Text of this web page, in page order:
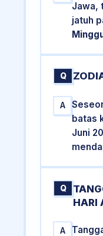
Jawa,
jatuh
Q
A
batas
Juni
Q
HARI
A